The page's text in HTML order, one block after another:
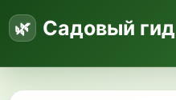
Садовый гид